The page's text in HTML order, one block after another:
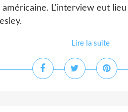
L'interview eut
Lire la suite